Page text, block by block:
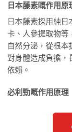
日本藤素嘅作用原
日本藤素採用純
卡、人參提取物等
自然分泌，從根
對身體造成負擔，
依賴。
必利勁嘅作用原理